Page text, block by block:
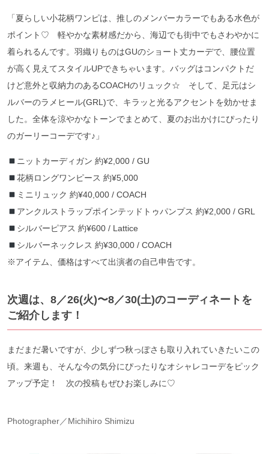
「夏らしい小花柄ワンピは、推しのメンバーカラーでもある水色が
ポイント♡ 軽やかな素材感だから、海辺でも街中でもさわやかに
着られるんです。羽織りものはGUのショート丈カーデで、腰位置
が高く見えてスタイルUPできちゃいます。バッグはコンパクトだ
けど意外と収納力のあるCOACHのリュック☆ そして、足元はシ
ルバーのラメヒール(GRL)で、キラッと光るアクセントを効かせま
した。全体を涼やかなトーンでまとめて、夏のお出かけにぴったり
のガーリーコーデです♪」
ニットカーディガン 約¥2,000 / GU
花柄ロングワンピース 約¥5,000
ミニリュック 約¥40,000 / COACH
アンクルストラップポインテッドトゥパンプス 約¥2,000 / GRL
シルバーピアス 約¥600 / Lattice
シルバーネックレス 約¥30,000 / COACH
※アイテム、価格はすべて出演者の自己申告です。
次週は、8／26(火)〜8／30(土)のコーディネートを
ご紹介します！
まだまだ暑いですが、少しずつ秋っぽさも取り入れていきたいこの
頃。来週も、そんな今の気分にぴったりなオシャレコーデをピック
アップ予定！ 次の投稿もぜひお楽しみに♡
Photographer／Michihiro Shimizu